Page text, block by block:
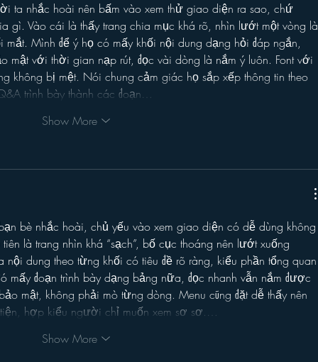
ta nhắc hoài nên bấm vào xem thử giao diện ra sao, chứ
gì. Vào cái là thấy trang chia mục khá rõ, nhìn lướt một vòng là
Mình để ý họ có mấy khối nội dung dạng hỏi đáp ngắn,
mật với thời gian nạp rút, đọc vài dòng là nắm ý luôn. Font với
không bị mệt. Nói chung cảm giác họ sắp xếp thông tin theo
trình bày thành các đoạn…
Show More
bè nhắc hoài, chủ yếu vào xem giao diện có dễ dùng không
là trang nhìn khá “sạch”, bố cục thoáng nên lướt xuống
nội dung theo từng khối có tiêu đề rõ ràng, kiểu phần tổng quan
mấy đoạn trình bày dạng bảng nữa, đọc nhanh vẫn nắm được
mật, không phải mò từng dòng. Menu cũng đặt dễ thấy nên
hợp kiểu người chỉ muốn xem sơ sơ.…
Show More